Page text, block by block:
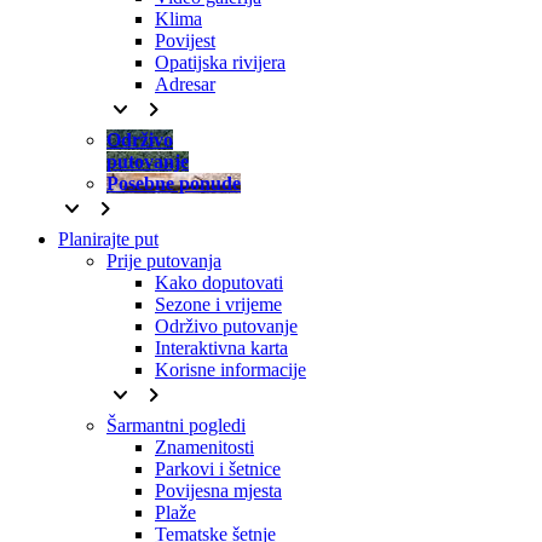
Klima
Povijest
Opatijska rivijera
Adresar
keyboard_arrow_down keyboard_arrow_right
Održivo
putovanje
Posebne ponude
keyboard_arrow_down keyboard_arrow_right
Planirajte put
Prije putovanja
Kako doputovati
Sezone i vrijeme
Održivo putovanje
Interaktivna karta
Korisne informacije
keyboard_arrow_down keyboard_arrow_right
Šarmantni pogledi
Znamenitosti
Parkovi i šetnice
Povijesna mjesta
Plaže
Tematske šetnje